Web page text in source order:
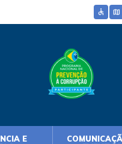
accessible map
E